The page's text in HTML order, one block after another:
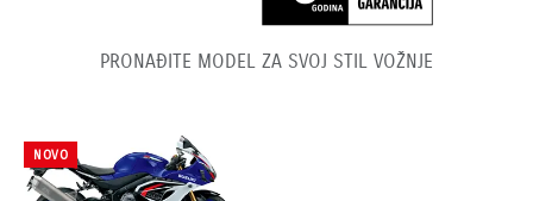
PRONAĐITE MODEL ZA SVOJ STIL VOŽNJE
NOVO